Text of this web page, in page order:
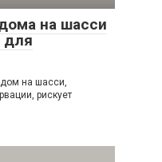
на шасси
для
на шасси,
рискует